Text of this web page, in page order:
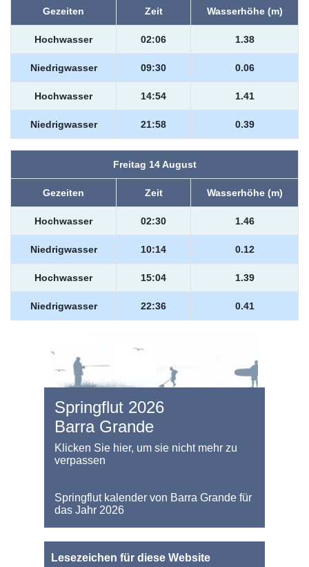
Gezeiten Zeit Wasserhöhe (m)
Hochwasser 02:06 1.38
Niedrigwasser 09:30 0.06
Hochwasser 14:54 1.41
Niedrigwasser 21:58 0.39
Freitag 14 August
Gezeiten Zeit Wasserhöhe (m)
Hochwasser 02:30 1.46
Niedrigwasser 10:14 0.12
Hochwasser 15:04 1.39
Niedrigwasser 22:36 0.41
Springflut 2026
Barra Grande
Klicken Sie hier, um sie nicht mehr zu
verpassen
Springflut kalender von Barra Grande für
das Jahr 2026
Lesezeichen für diese Website